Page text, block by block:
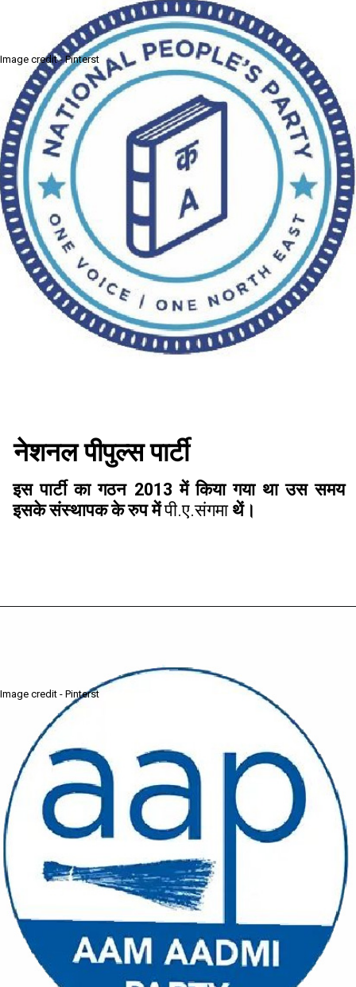
नेशनल पीपुल्स पार्टी
इस पार्टी का गठन 2013 में किया गया था उस समय
इसके संस्थापक के रुप मेंपी.ए.संगमाथें।
Image credit - Pinterst
Image credit - Pinterst